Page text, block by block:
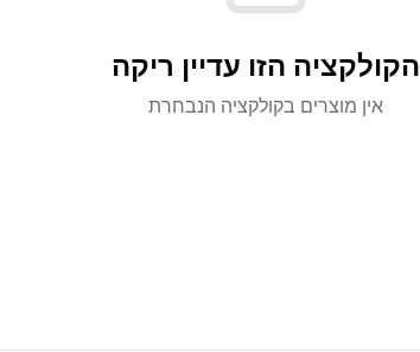
הקולקציה הזו עדיין ריקה
אין מוצרים בקולקציה הנבחרת